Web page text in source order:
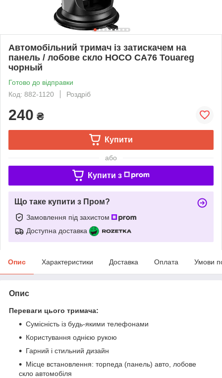
Автомобільний тримач із затискачем на
панель / лобове скло HOCO CA76 Touareg
чорный
Готово до відправки
Код: 882-1120
Роздріб
240 ₴
Купити
або
Купити з
Що таке купити з Пром?
Замовлення під захистом
Доступна доставка
Опис Характеристики Доставка Оплата Умови
Опис
Переваги цього тримача:
Сумісність із будь-якими телефонами
Користування однією рукою
Гарний і стильний дизайн
Місце встановлення: торпеда (панель) авто, лобове
скло автомобіля